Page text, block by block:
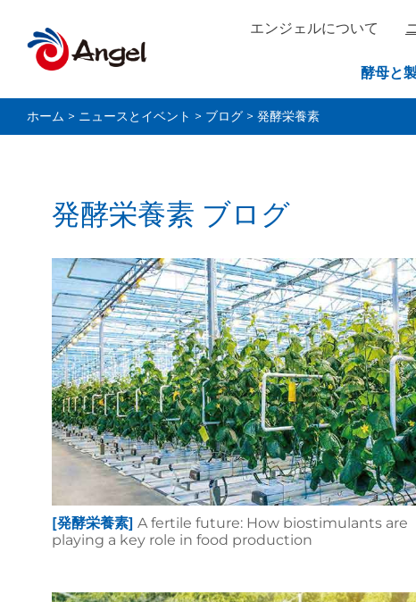
エンジェルについて
酵母と
ホーム > ニュースとイベント > ブログ > 発酵栄養素
発酵栄養素 ブログ
[発酵栄養素] A fertile future: How biostimulants are
playing a key role in food production